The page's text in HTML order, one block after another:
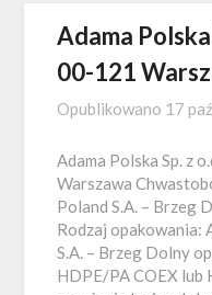
Adama Polska
00-121
Opublikowano 17
Adama Polska Sp. z
Warszawa
Poland S.A. – Brzeg
Rodzaj opakowania:
S.A. – Brzeg Dolny
HDPE/PA COEX lub